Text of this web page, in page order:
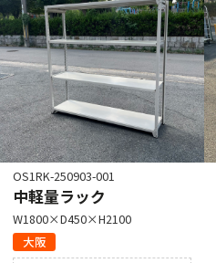
OS1RK-250903-001
中軽量ラック
W1800×D450×H2100
大阪